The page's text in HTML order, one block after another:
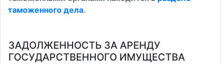
таможенного дела.
ЗАДОЛЖЕННОСТЬ ЗА АРЕНДУ
ГОСУДАРСТВЕННОГО ИМУЩЕСТВА